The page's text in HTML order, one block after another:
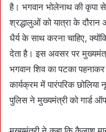
है। भगवान भोलेनाथ की कृपा से
श्रद्धालुओं को यात्रा के दौरान
धैर्य के साथ करना चाहिए,
देता है। इस अवसर पर
भगवान शिव का पटका
कार्यक्रम में पारंपरिक
पुलिस ने मुख्यमंत्री को गार्ड